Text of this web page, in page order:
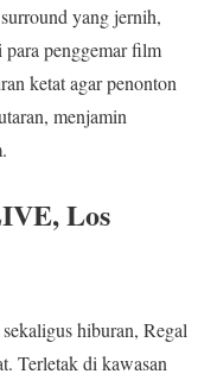
yang jernih,
penggemar film
ketat agar penonton
menjamin
Los
hiburan, Regal
Terletak di kawasan